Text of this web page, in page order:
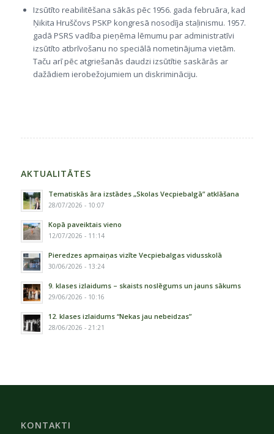
Izsūtīto reabilitēšana sākās pēc 1956. gada februāra, kad
Ņikita Hruščovs PSKP kongresā nosodīja staļinismu. 1957.
gadā PSRS vadība pieņēma lēmumu par administratīvi
izsūtīto atbrīvošanu no speciālā nometinājuma vietām.
Taču arī pēc atgriešanās daudzi izsūtītie saskārās ar
dažādiem ierobežojumiem un diskrimināciju.
AKTUALITĀTES
Tematiskās āra izstādes „Skolas Vecpiebalgā” atklāšana
28/07/2026 - 10:07
Kopā paveiktais vieno
12/07/2026 - 11:14
Pieredzes apmaiņas vizīte Vecpiebalgas vidusskolā
30/06/2026 - 13:24
9. klases izlaidums – skaists noslēgums un jauns sākums
29/06/2026 - 10:16
12. klases izlaidums “Nekas jau nebeidzas”
28/06/2026 - 21:21
KONTAKTI